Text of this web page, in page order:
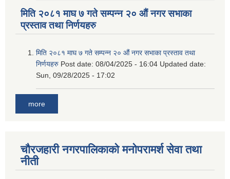
मिति २०८१ माघ ७ गते सम्पन्न २० औं नगर सभाका
प्रस्ताव तथा निर्णयहरु
मिति २०८१ माघ ७ गते सम्पन्न २० औं नगर सभाका प्रस्ताव तथा
निर्णयहरु Post date: 08/04/2025 - 16:04 Updated date:
Sun, 09/28/2025 - 17:02
more
चौरजहारी नगरपालिकाको मनोपरामर्श सेवा तथा
नीती